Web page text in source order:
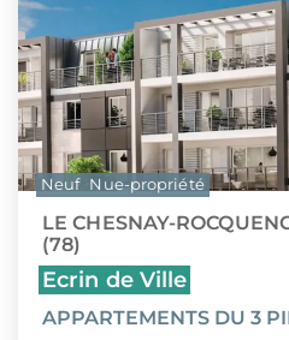
LE CHESNAY-
(78)
Ecrin de Ville
APPARTEMENTS DU 3
Neuf Nue-propriété